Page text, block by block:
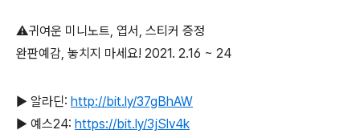
⚠️귀여운 미니노트, 엽서, 스티커 증정
완판예감, 놓치지 마세요! 2021. 2.16 ~ 24
▶️ 알라딘: http://bit.ly/37gBhAW
▶️ 예스24: https://bit.ly/3jSlv4k